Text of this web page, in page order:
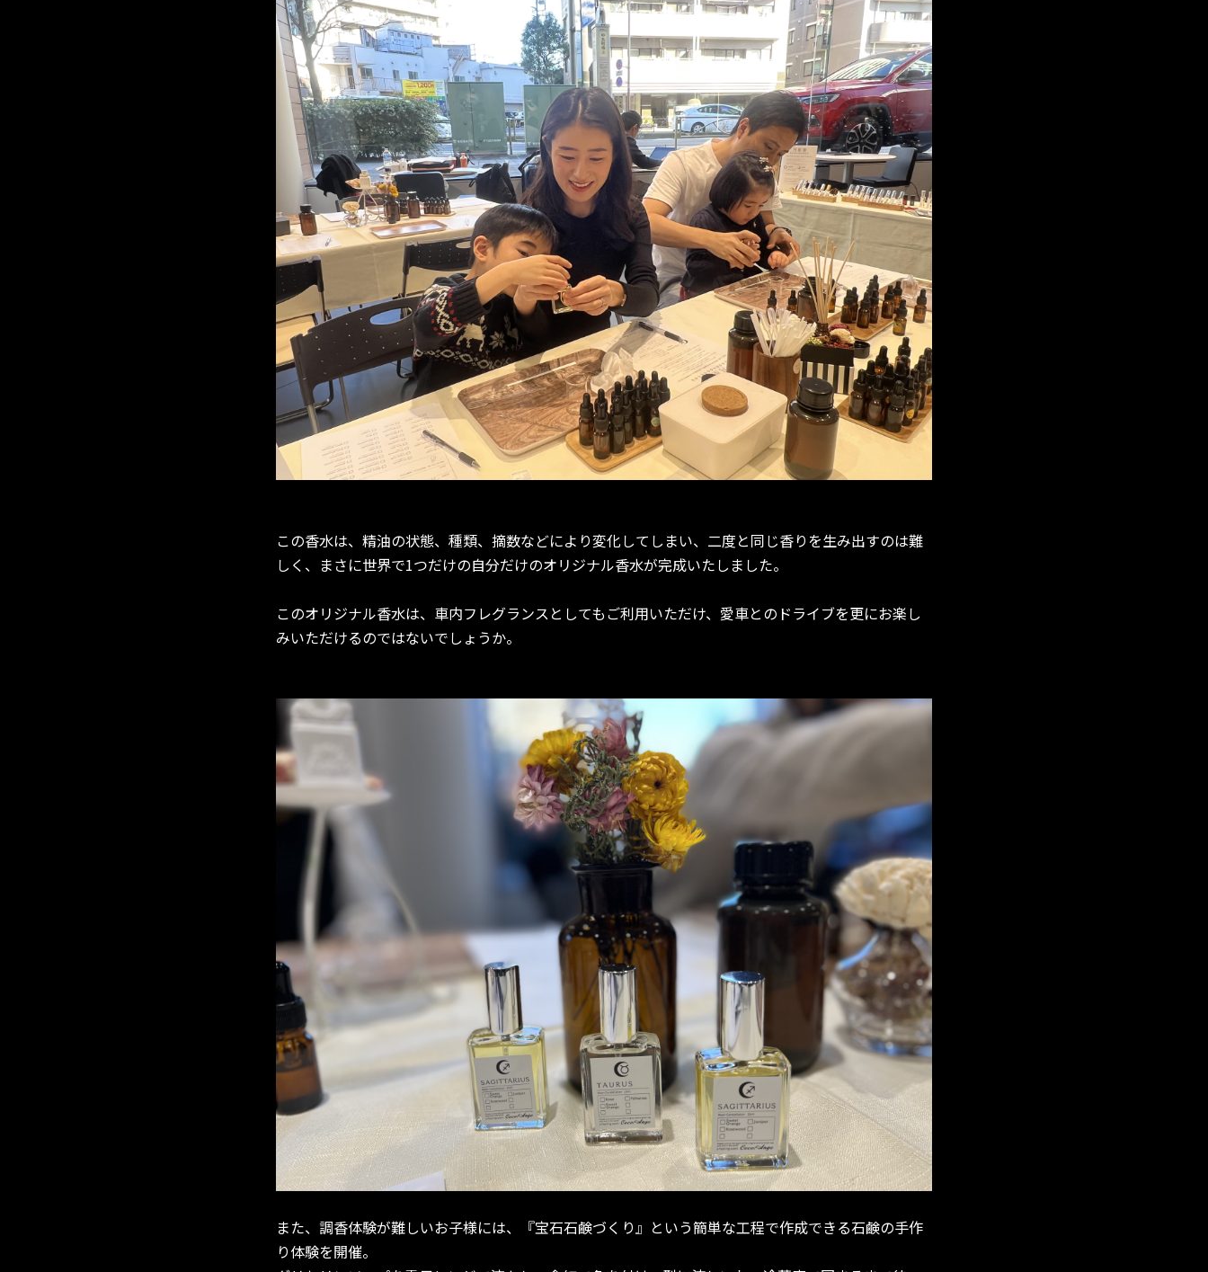
この香水は、精油の状態、種類、摘数などにより変化してしまい、二度と同じ香りを生み出すのは難
しく、まさに世界で1つだけの自分だけのオリジナル香水が完成いたしました。
このオリジナル香水は、車内フレグランスとしてもご利用いただけ、愛車とのドライブを更にお楽し
みいただけるのではないでしょうか。
また、調香体験が難しいお子様には、『宝石石鹸づくり』という簡単な工程で作成できる石鹸の手作
り体験を開催。